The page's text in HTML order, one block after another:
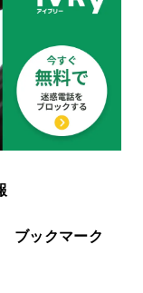
ブックマーク